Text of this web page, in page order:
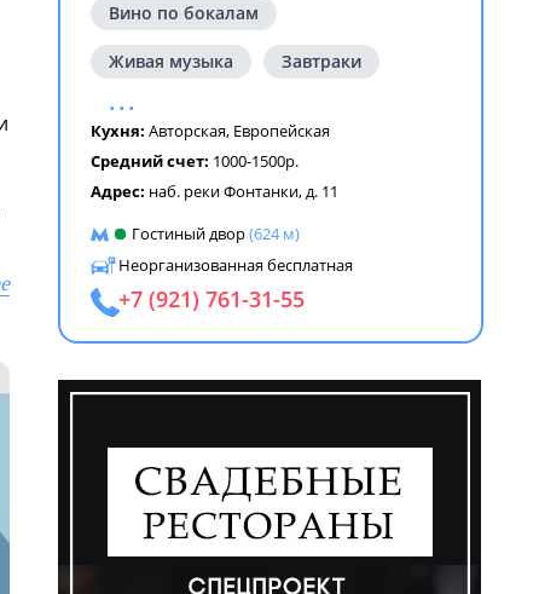
Вино по бокалам
Живая музыка Завтраки
...
Кухня: Авторская, Европейская
Средний счет: 1000-1500р.
Адрес: наб. реки Фонтанки, д. 11
Гостиный двор(624 м)
Неорганизованная бесплатная
+7 (921) 761-31-55